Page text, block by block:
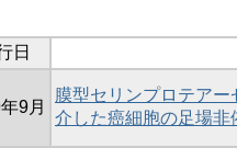
日
9月
膜型セリンプロテア
介した癌細胞の足場非